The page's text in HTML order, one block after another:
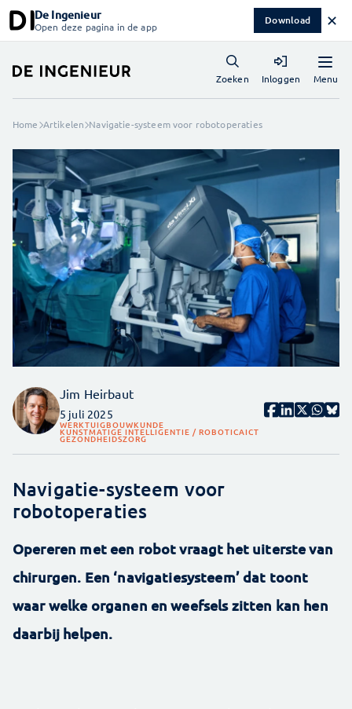
De Ingenieur
Open deze pagina in de app Download ✕
Menu
Zoeken Inloggen
Home Artikelen Navigatie-systeem voor robotoperaties
Jim Heirbaut
5 juli 2025
WERKTUIGBOUWKUNDE
KUNSTMATIGE INTELLIGENTIE / ROBOTICAICT
GEZONDHEIDSZORG
Navigatie-systeem voor
robotoperaties
Opereren met een robot vraagt het uiterste van
chirurgen. Een ‘navigatiesysteem’ dat toont
waar welke organen en weefsels zitten kan hen
daarbij helpen.